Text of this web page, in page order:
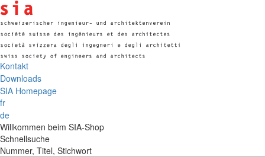
Kontakt
Downloads
SIA Homepage
fr
de
Willkommen beim SIA-Shop
Schnellsuche
Nummer, Titel, Stichwort